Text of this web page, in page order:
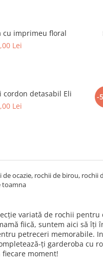
cu imprimeu floral
Lei
cordon detasabil Eli
Lei
-
de ocazie, rochii de birou,
toamna
variată de rochii
fiică, suntem aici să
petreceri memorabile.
ți garderoba cu
moment!